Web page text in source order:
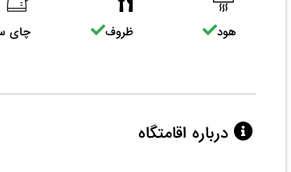
هود ظروف چای
درباره اقامتگاه